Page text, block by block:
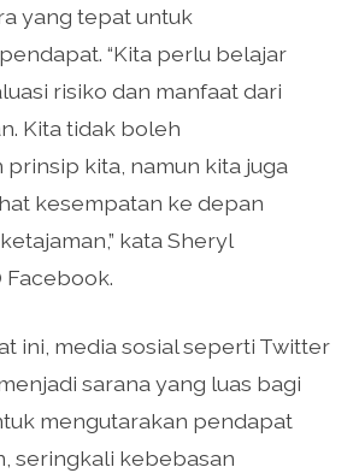
yang tepat untuk
“Kita perlu belajar
risiko dan manfaat dari
Kita tidak boleh
kita, namun kita juga
kesempatan ke depan
kata Sheryl
Facebook.
ini, media sosial seperti Twitter
sarana yang luas bagi
mengutarakan pendapat
seringkali kebebasan